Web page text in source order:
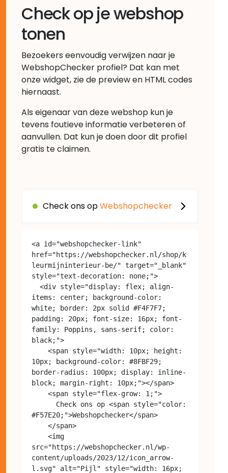
Check op je webshop
tonen
Bezoekers eenvoudig verwijzen naar je
WebshopChecker profiel? Dat kan met
onze widget, zie de preview en HTML codes
hiernaast.
Als eigenaar van deze webshop kun je
tevens foutieve informatie verbeteren of
aanvullen. Dat kun je doen door dit profiel
gratis te claimen.
Check ons opWebshopchecker
<a id="webshopchecker-link"
href="https://webshopchecker.nl/shop/k
leurmijninterieur-be/" target="_blank"
style="text-decoration: none;">
items: center; background-color:
white; border: 2px solid #F4F7F7;
padding: 20px; font-size: 16px; font-
family: Poppins, sans-serif; color:
black;">
10px; background-color: #8FBF29;
border-radius: 100px; display: inline-
block; margin-right: 10px;"></span>
#F57E20;">Webshopchecker</span>
src="https://webshopchecker.nl/wp-
content/uploads/2023/12/icon_arrow-
l.svg" alt="Pijl" style="width: 16px;